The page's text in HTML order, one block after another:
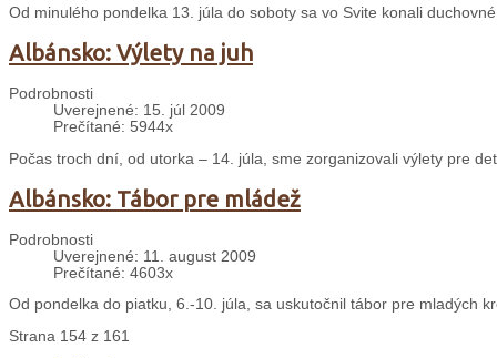
Od minulého pondelka 13. júla do soboty sa vo Svite konali
Albánsko: Výlety na juh
Podrobnosti
Uverejnené: 15. júl 2009
Prečítané: 5944x
Počas troch dní, od utorka – 14. júla, sme zorganizovali výlety pre
Albánsko: Tábor pre mládež
Podrobnosti
Uverejnené: 11. august 2009
Prečítané: 4603x
Od pondelka do piatku, 6.-10. júla, sa uskutočnil tábor pre mladých
Strana 154 z 161